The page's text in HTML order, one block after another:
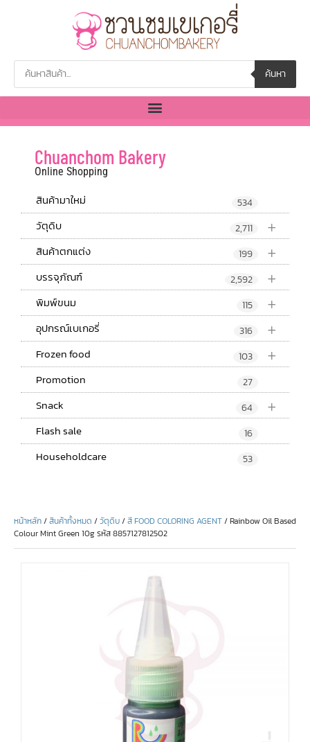
ค้นหา
Chuanchom Bakery
Online Shopping
สินค้ามาใหม่ 534
+
วัตุดิบ 2,711
+
สินค้าตกแต่ง 199
+
บรรจุภัณฑ์ 2,592
+
พิมพ์ขนม 115
+
อุปกรณ์เบเกอรี่ 316
+
Frozen food 103
Promotion 27
+
Snack 64
Flash sale 16
Householdcare 53
หน้าหลัก/สินค้าทั้งหมด /วัตุดิบ/สี FOOD COLORING AGENT/ Rainbow Oil Based
Colour Mint Green 10g รหัส 8857127812502